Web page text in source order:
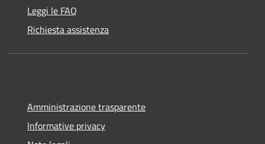
Leggi le FAQ
Richiesta assistenza
Amministrazione trasparente
Informative privacy